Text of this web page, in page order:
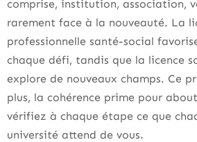
comprise, institution, association,
rarement face à la nouveauté. La
professionnelle santé-social
chaque défi, tandis que la licence
explore de nouveaux champs. Ce
plus, la cohérence prime pour
vérifiez à chaque étape ce que
université attend de vous.